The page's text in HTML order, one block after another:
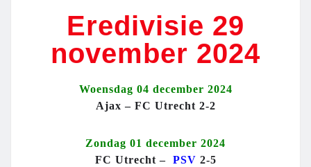
Eredivisie 29
november 2024
Woensdag 04 december 2024
Ajax – FC Utrecht 2-2
Zondag 01 december 2024
FC Utrecht – PSV 2-5